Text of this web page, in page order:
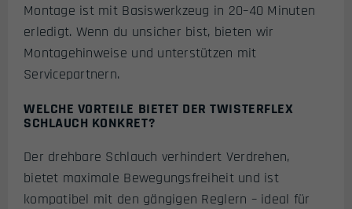
Montage ist mit Basiswerkzeug in 20–40 Minuten
erledigt. Wenn du unsicher bist, bieten wir
Montagehinweise und unterstützen mit
Servicepartnern.
WELCHE VORTEILE BIETET DER TWISTERFLEX
SCHLAUCH KONKRET?
Der drehbare Schlauch verhindert Verdrehen,
bietet maximale Bewegungsfreiheit und ist
kompatibel mit den gängigen Reglern – ideal für